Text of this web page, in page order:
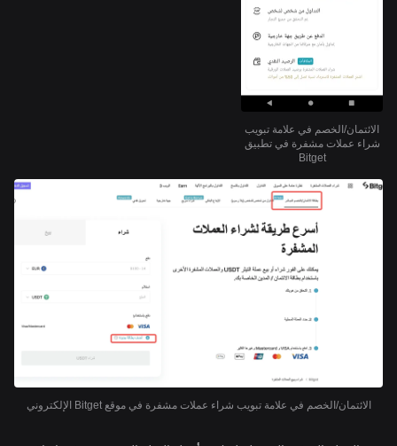
الائتمان/الخصم في علامة تبويب
شراء عملات مشفرة في تطبيق
Bitget
الائتمان/الخصم في علامة تبويب شراء عملات مشفرة في موقع Bitget الإلكتروني